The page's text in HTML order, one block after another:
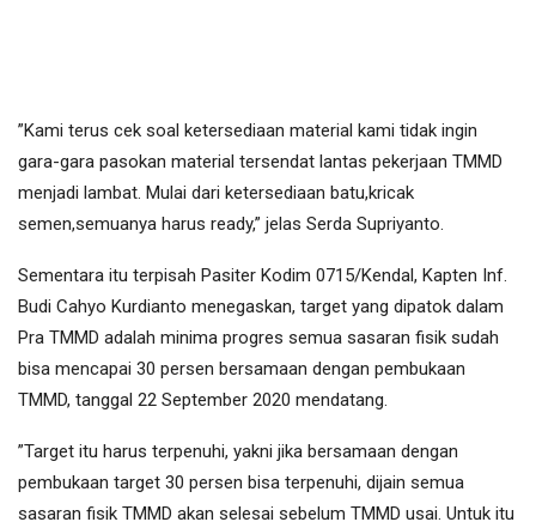
”Kami terus cek soal ketersediaan material kami tidak ingin
gara-gara pasokan material tersendat lantas pekerjaan TMMD
menjadi lambat. Mulai dari ketersediaan batu,kricak
semen,semuanya harus ready,” jelas Serda Supriyanto.
Sementara itu terpisah Pasiter Kodim 0715/Kendal, Kapten Inf.
Budi Cahyo Kurdianto menegaskan, target yang dipatok dalam
Pra TMMD adalah minima progres semua sasaran fisik sudah
bisa mencapai 30 persen bersamaan dengan pembukaan
TMMD, tanggal 22 September 2020 mendatang.
”Target itu harus terpenuhi, yakni jika bersamaan dengan
pembukaan target 30 persen bisa terpenuhi, dijain semua
sasaran fisik TMMD akan selesai sebelum TMMD usai. Untuk itu